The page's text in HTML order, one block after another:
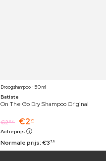
Droogshampoo ⋅ 50 ml
Batiste
On The Go Dry Shampoo Original
€2 89 €2 71
Actieprijs
Normale prijs:€3 79